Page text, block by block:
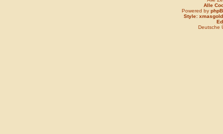
Alle
Powered by
Style: xmasgold
Deutsche